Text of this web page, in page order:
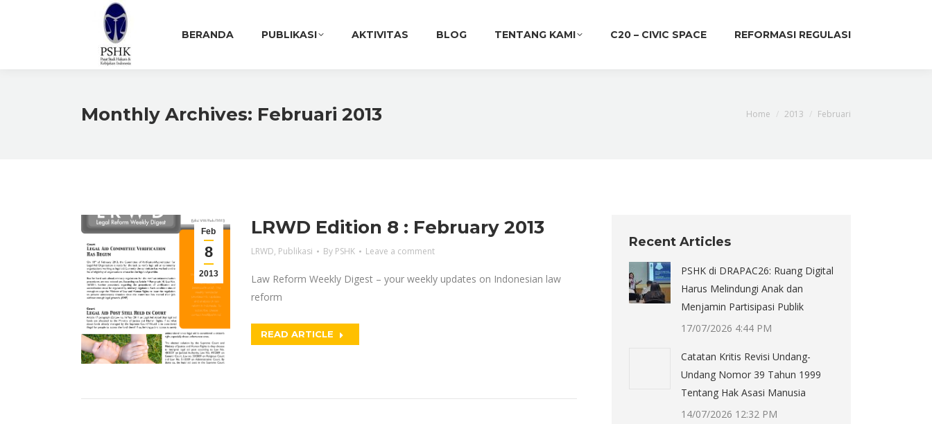
BERANDA PUBLIKASI AKTIVITAS BLOG TENTANG KAMI C20 – CIVIC SPACE REFORMASI REGULASI
Monthly Archives: Februari 2013 You are here:
Home 2013 Februari
Feb
8
2013
LRWD Edition 8 : February 2013
LRWD, Publikasi By PSHK Leave a comment
Law Reform Weekly Digest – your weekly updates on Indonesian law
reform
READ ARTICLE
Recent Articles
PSHK di DRAPAC26: Ruang Digital
Harus Melindungi Anak dan
Menjamin Partisipasi Publik
17/07/2026 4:44 PM
Catatan Kritis Revisi Undang-
Undang Nomor 39 Tahun 1999
Tentang Hak Asasi Manusia
14/07/2026 12:32 PM